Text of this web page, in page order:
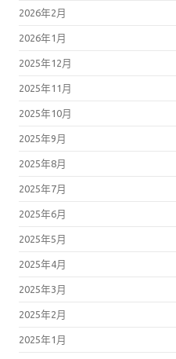
2026年2月
2026年1月
2025年12月
2025年11月
2025年10月
2025年9月
2025年8月
2025年7月
2025年6月
2025年5月
2025年4月
2025年3月
2025年2月
2025年1月